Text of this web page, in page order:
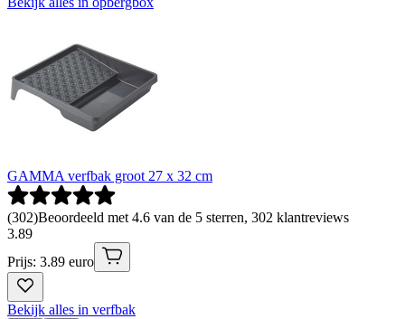
GAMMA verfbak groot 27 x 32 cm
(302)Beoordeeld met 4.6 van de 5 sterren, 302 klantreviews
3.89
Prijs: 3.89 euro
Bekijk alles in verfbak